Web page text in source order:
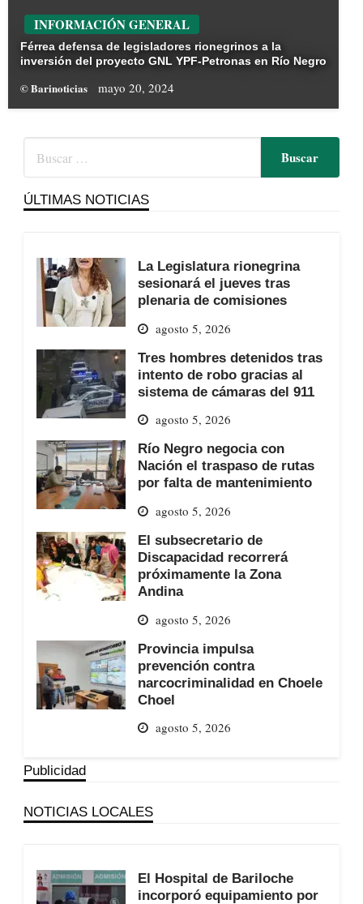
INFORMACIÓN GENERAL
Férrea defensa de legisladores rionegrinos a la
inversión del proyecto GNL YPF-Petronas en Río Negro
© Barinoticias mayo 20, 2024
ÚLTIMAS NOTICIAS
La Legislatura rionegrina
sesionará el jueves tras
plenaria de comisiones
agosto 5, 2026
Tres hombres detenidos tras
intento de robo gracias al
sistema de cámaras del 911
agosto 5, 2026
Río Negro negocia con
Nación el traspaso de rutas
por falta de mantenimiento
agosto 5, 2026
El subsecretario de
Discapacidad recorrerá
próximamente la Zona
Andina
agosto 5, 2026
Provincia impulsa
prevención contra
narcocriminalidad en Choele
Choel
agosto 5, 2026
Publicidad
NOTICIAS LOCALES
El Hospital de Bariloche
incorporó equipamiento por